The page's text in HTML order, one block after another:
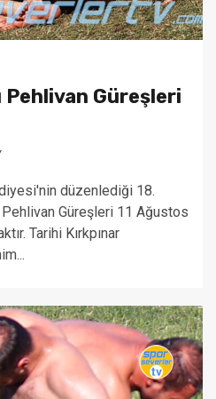
Pehlivan Güreşleri
düzenlediği 18.
Güreşleri 11 Ağustos
Tarihi Kırkpınar